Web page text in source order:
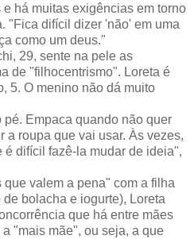
há muitas exigências em torno
"Fica difícil dizer 'não' em uma
como um deus."
29, sente na pele as
de "filhocentrismo". Loreta é
5. O menino não dá muito
Empaca quando não quer
a roupa que vai usar. Às vezes,
é difícil fazê-la mudar de ideia",
valem a pena" com a filha
bolacha e iogurte), Loreta
que há entre mães
"mais mãe", ou seja, a que